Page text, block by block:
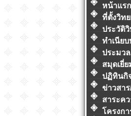
หน้าแรก
ที่ตั้งวิท
ประวัติ
ทำเนีย
ประมว
สมุดเยี่ย
ปฏิทินกิ
ข่าวสา
สาระค
โครงกา